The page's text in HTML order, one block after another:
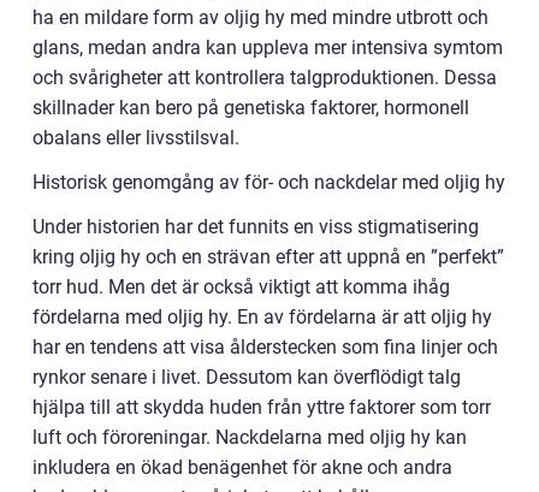
ha en mildare form av oljig hy med mindre utbrott och
glans, medan andra kan uppleva mer intensiva symtom
och svårigheter att kontrollera talgproduktionen. Dessa
skillnader kan bero på genetiska faktorer, hormonell
obalans eller livsstilsval.
Historisk genomgång av för- och nackdelar med oljig hy
Under historien har det funnits en viss stigmatisering
kring oljig hy och en strävan efter att uppnå en ”perfekt”
torr hud. Men det är också viktigt att komma ihåg
fördelarna med oljig hy. En av fördelarna är att oljig hy
har en tendens att visa ålderstecken som fina linjer och
rynkor senare i livet. Dessutom kan överflödigt talg
hjälpa till att skydda huden från yttre faktorer som torr
luft och föroreningar. Nackdelarna med oljig hy kan
inkludera en ökad benägenhet för akne och andra